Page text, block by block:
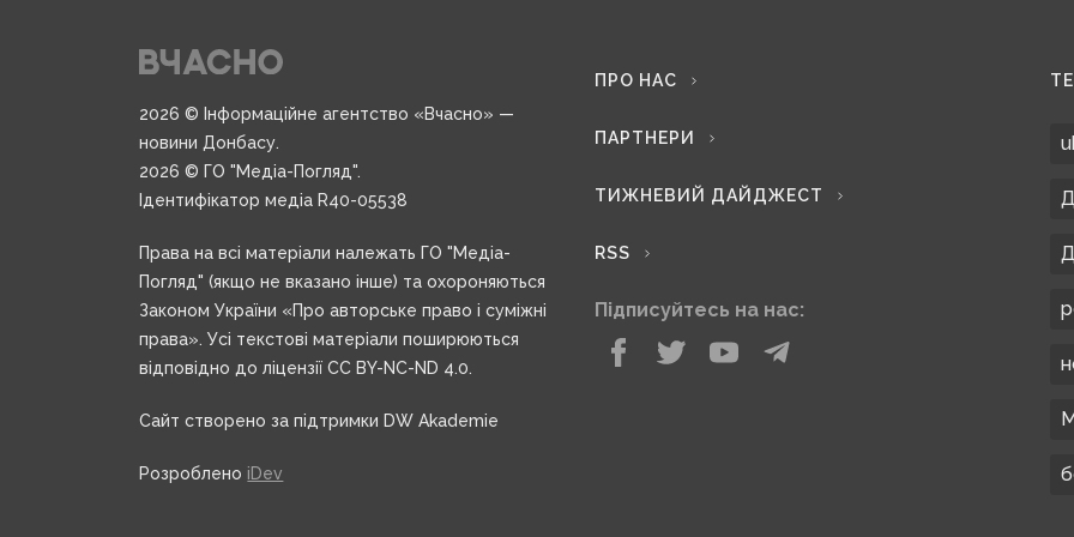
2026 © Інформаційне агентство «Вчасно» —
новини Донбасу.
2026 © ГО "Медіа-Погляд".
Ідентифікатор медіа R40-05538
Права на всі матеріали належать ГО "Медіа-
Погляд" (якщо не вказано інше) та охороняються
Законом України «Про авторське право і суміжні
права». Усі текстові матеріали поширюються
відповідно до ліцензії CC BY-NC-ND 4.0.
Сайт створено за підтримки DW Akademie
Розроблено iDev
ПРО НАС
ПАРТНЕРИ
ТИЖНЕВИЙ ДАЙДЖЕСТ
RSS
Підписуйтесь на нас: